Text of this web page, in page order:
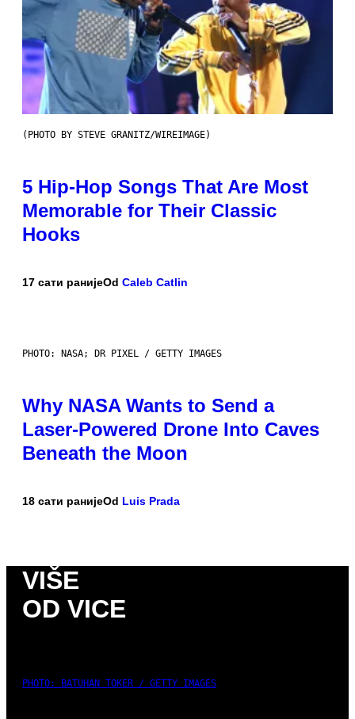
(PHOTO BY STEVE GRANITZ/WIREIMAGE)
5 Hip-Hop Songs That Are Most
Memorable for Their Classic
Hooks
17 сати ранијеOd Caleb Catlin
PHOTO: NASA; DR PIXEL / GETTY IMAGES
Why NASA Wants to Send a
Laser-Powered Drone Into Caves
Beneath the Moon
18 сати ранијеOd Luis Prada
VIŠE
OD VICE
PHOTO: BATUHAN TOKER / GETTY IMAGES